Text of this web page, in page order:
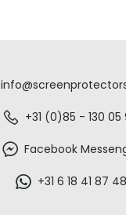
+31 (0)85 - 130 05
Facebook
+31 6 18 41 87 48